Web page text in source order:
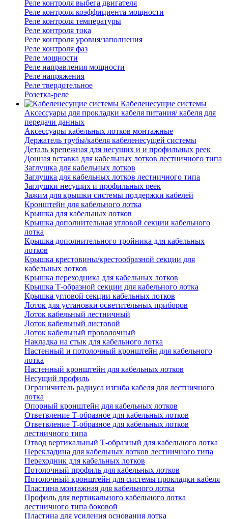
Реле контроля выбега двигателя
Реле контроля коэффициента мощности
Реле контроля температуры
Реле контроля тока
Реле контроля уровня/заполнения
Реле контроля фаз
Реле мощности
Реле направления мощности
Реле напряжения
Реле твердотельное
Розетка-реле
Кабеленесущие системы
Аксессуары для прокладки кабеля питания/ кабеля для
передачи данных
Аксессуары кабельных лотков монтажные
Держатель трубы/кабеля кабеленесущей системы
Деталь крепежная для несущих и и профильных реек
Донная вставка для кабельных лотков лестничного типа
Заглушка для кабельных лотков
Заглушка для кабельных лотков лестничного типа
Заглушки несущих и профильных реек
Зажим для крышки системы поддержки кабелей
Кронштейн для кабельного лотка
Крышка для кабельных лотков
Крышка дополнительная угловой секции кабельного
лотка
Крышка дополнительного тройника для кабельных
лотков
Крышка крестовины/крестообразной секции для
кабельных лотков
Крышка переходника для кабельных лотков
Крышка Т-образной секции для кабельного лотка
Крышка угловой секции кабельных лотков
Лоток для установки осветительных приборов
Лоток кабельный лестничный
Лоток кабельный листовой
Лоток кабельный проволочный
Накладка на стык для кабельного лотка
Настенный и потолочный кронштейн для кабельного
лотка
Настенный кронштейн для кабельных лотков
Несущий профиль
Ограничитель радиуса изгиба кабеля для лестничного
лотка
Опорный кронштейн для кабельных лотков
Ответвление Т-образное для кабельных лотков
Ответвление Т-образное для кабельных лотков
лестничного типа
Отвод вертикальный Т-образный для кабельного лотка
Перекладина для кабельных лотков лестничного типа
Переходник для кабельных лотков
Потолочный профиль для кабельных лотков
Потолочный кронштейн для системы прокладки кабеля
Пластина монтажная для кабельного лотка
Профиль для вертикального кабельного лотка
лестничного типа боковой
Пластина для усиления основания лотка